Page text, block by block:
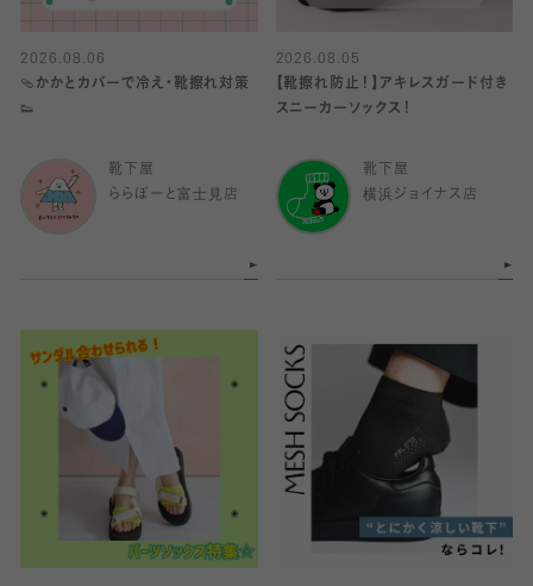
2026.08.06
🩴かかとカバーで冷え・靴擦れ対策
👟
靴下屋
ららぽーと富士見店
2026.08.05
【靴擦れ防止！】アキレスガード付き
スニーカーソックス！
靴下屋
横浜ジョイナス店